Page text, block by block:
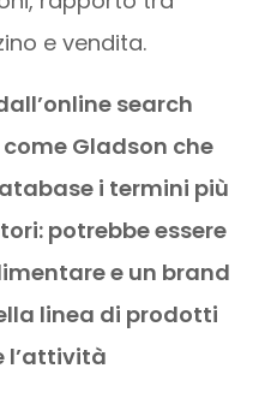
e vendita.
search
Gladson che
i termini più
potrebbe essere
e un brand
linea di prodotti
l’attività